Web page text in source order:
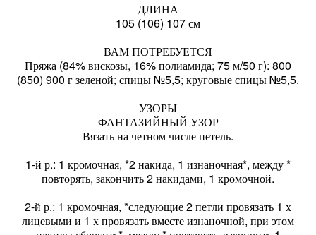
ДЛИНА
105 (106) 107 см
ВАМ ПОТРЕБУЕТСЯ
Пряжа (84% вискозы, 16% полиамида; 75 м/50 г): 800
(850) 900 г зеленой; спицы №5,5; круговые спицы №5,5.
УЗОРЫ
ФАНТАЗИЙНЫЙ УЗОР
Вязать на четном числе петель.
1-й р.: 1 кромочная, *2 накида, 1 изнаночная*, между *
повторять, закончить 2 накидами, 1 кромочной.
2-й р.: 1 кромочная, *следующие 2 петли провязать 1 х
лицевыми и 1 х провязать вместе изнаночной, при этом